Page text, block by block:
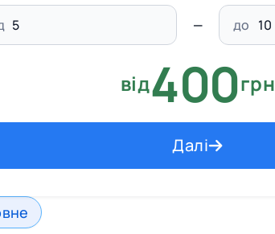
до
від400грн
Далі